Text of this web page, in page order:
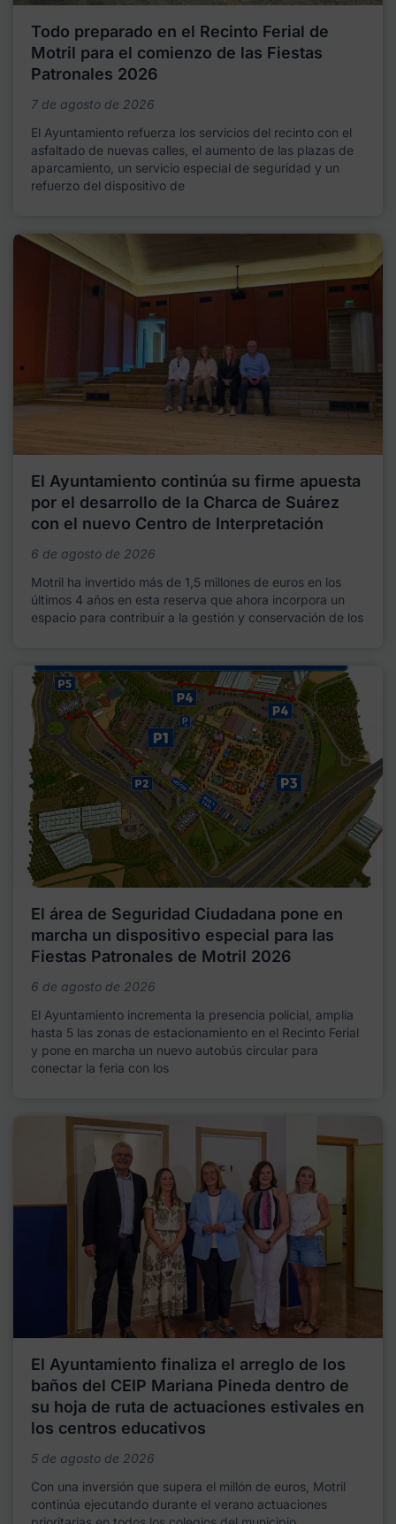
Todo preparado en el Recinto Ferial de
Motril para el comienzo de las Fiestas
Patronales 2026
7 de agosto de 2026
El Ayuntamiento refuerza los servicios del recinto con el
asfaltado de nuevas calles, el aumento de las plazas de
aparcamiento, un servicio especial de seguridad y un
refuerzo del dispositivo de
El Ayuntamiento continúa su firme apuesta
por el desarrollo de la Charca de Suárez
con el nuevo Centro de Interpretación
6 de agosto de 2026
Motril ha invertido más de 1,5 millones de euros en los
últimos 4 años en esta reserva que ahora incorpora un
espacio para contribuir a la gestión y conservación de los
El área de Seguridad Ciudadana pone en
marcha un dispositivo especial para las
Fiestas Patronales de Motril 2026
6 de agosto de 2026
El Ayuntamiento incrementa la presencia policial, amplía
hasta 5 las zonas de estacionamiento en el Recinto Ferial
y pone en marcha un nuevo autobús circular para
conectar la feria con los
El Ayuntamiento finaliza el arreglo de los
baños del CEIP Mariana Pineda dentro de
su hoja de ruta de actuaciones estivales en
los centros educativos
5 de agosto de 2026
Con una inversión que supera el millón de euros, Motril
continúa ejecutando durante el verano actuaciones